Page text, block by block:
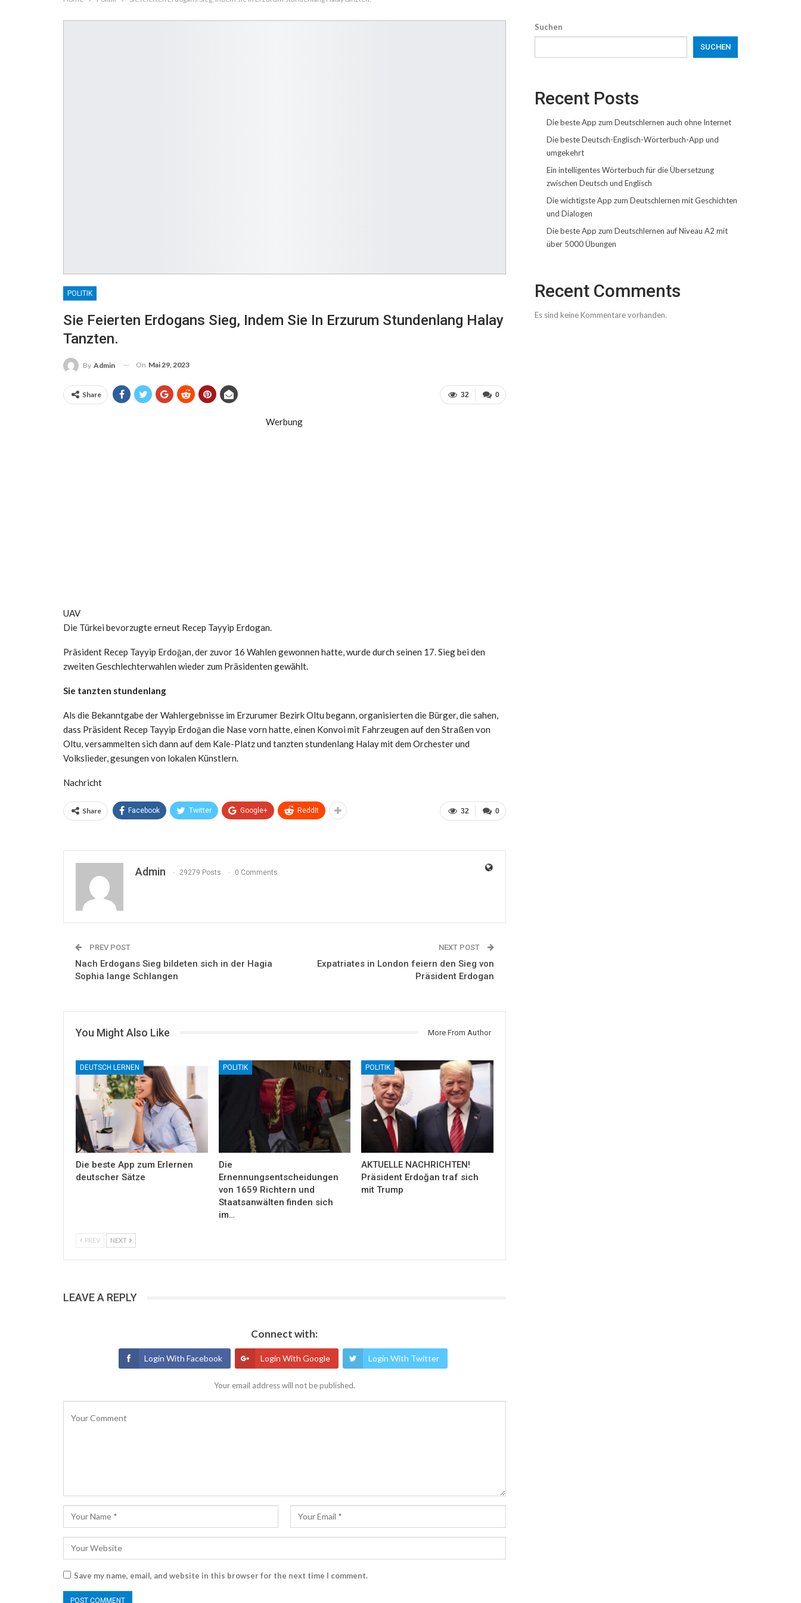
POLITIK
Sie Feierten Erdogans Sieg, Indem Sie In Erzurum Stundenlang Halay
Tanzten.
By Admin On Mai 29, 2023
0
32
Share
Werbung
UAV
Die Türkei bevorzugte erneut Recep Tayyip Erdogan.
Präsident Recep Tayyip Erdoğan, der zuvor 16 Wahlen gewonnen hatte, wurde durch seinen 17. Sieg bei den
zweiten Geschlechterwahlen wieder zum Präsidenten gewählt.
Sie tanzten stundenlang
Als die Bekanntgabe der Wahlergebnisse im Erzurumer Bezirk Oltu begann, organisierten die Bürger, die sahen,
dass Präsident Recep Tayyip Erdoğan die Nase vorn hatte, einen Konvoi mit Fahrzeugen auf den Straßen von
Oltu, versammelten sich dann auf dem Kale-Platz und tanzten stundenlang Halay mit dem Orchester und
Volkslieder, gesungen von lokalen Künstlern.
Nachricht
0
32
Share Facebook Twitter Google+ ReddIt
Admin 29279 Posts 0 Comments
PREV POST
Nach Erdogans Sieg bildeten sich in der Hagia
Sophia lange Schlangen
NEXT POST
Expatriates in London feiern den Sieg von
Präsident Erdogan
You Might Also Like More From Author
DEUTSCH LERNEN
Die beste App zum Erlernen
deutscher Sätze
POLITIK
Die
Ernennungsentscheidungen
von 1659 Richtern und
Staatsanwälten finden sich
im…
POLITIK
AKTUELLE NACHRICHTEN!
Präsident Erdoğan traf sich
mit Trump
PREV NEXT
LEAVE A REPLY
Connect with:
Login With Facebook Login With Google Login With Twitter
Your email address will not be published.
Save my name, email, and website in this browser for the next time I comment.
Suchen
SUCHEN
Recent Posts
Die beste App zum Deutschlernen auch ohne Internet
Die beste Deutsch-Englisch-Wörterbuch-App und
umgekehrt
Ein intelligentes Wörterbuch für die Übersetzung
zwischen Deutsch und Englisch
Die wichtigste App zum Deutschlernen mit Geschichten
und Dialogen
Die beste App zum Deutschlernen auf Niveau A2 mit
über 5000 Übungen
Recent Comments
Es sind keine Kommentare vorhanden.